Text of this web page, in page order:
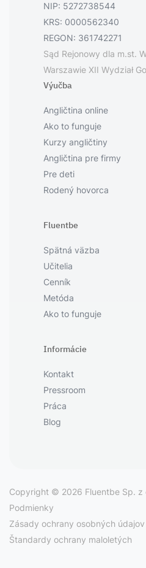
NIP: 5272738544
KRS: 0000562340
REGON: 361742271
Sąd Rejonowy dla m.st.
Warszawie XII Wydział
Výučba
Angličtina online
Ako to funguje
Kurzy angličtiny
Angličtina pre firmy
Pre deti
Rodený hovorca
Fluentbe
Spätná väzba
Učitelia
Cenník
Metóda
Ako to funguje
Informácie
Kontakt
Pressroom
Práca
Blog
Copyright © 2026 Fluentbe Sp. z
Podmienky
Zásady ochrany osobných údajov
Štandardy ochrany maloletých